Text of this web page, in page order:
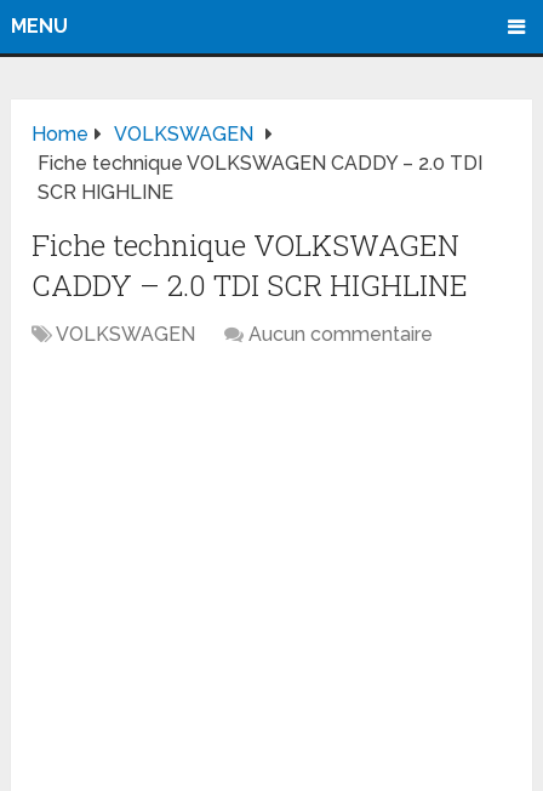
MENU
Home
VOLKSWAGEN
Fiche technique VOLKSWAGEN CADDY – 2.0 TDI
SCR HIGHLINE
Fiche technique VOLKSWAGEN
CADDY – 2.0 TDI SCR HIGHLINE
VOLKSWAGEN Aucun commentaire